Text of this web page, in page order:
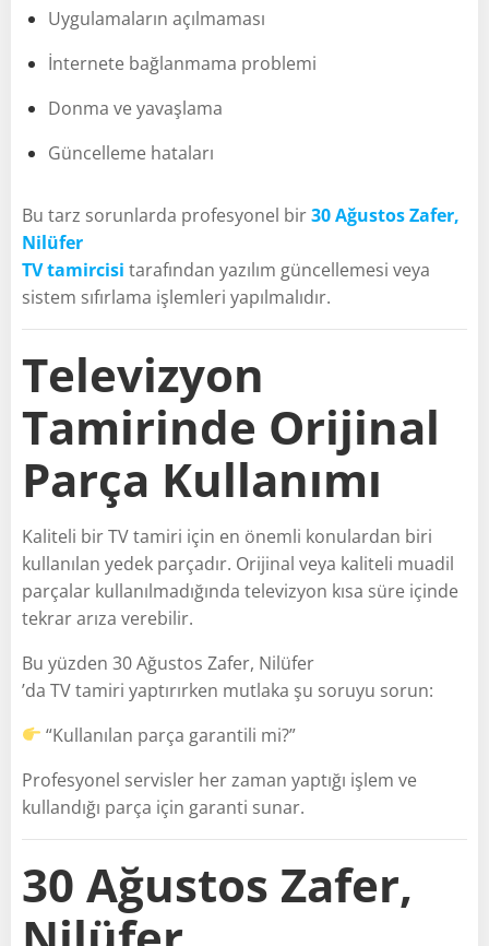
Uygulamaların açılmaması
İnternete bağlanmama problemi
Donma ve yavaşlama
Güncelleme hataları
Bu tarz sorunlarda profesyonel bir30 Ağustos Zafer,
Nilüfer
TV tamircisi tarafından yazılım güncellemesi veya
sistem sıfırlama işlemleri yapılmalıdır.
Televizyon
Tamirinde Orijinal
Parça Kullanımı
Kaliteli bir TV tamiri için en önemli konulardan biri
kullanılan yedek parçadır. Orijinal veya kaliteli muadil
parçalar kullanılmadığında televizyon kısa süre içinde
tekrar arıza verebilir.
Bu yüzden 30 Ağustos Zafer, Nilüfer
’da TV tamiri yaptırırken mutlaka şu soruyu sorun:
“Kullanılan parça garantili mi?”
Profesyonel servisler her zaman yaptığı işlem ve
kullandığı parça için garanti sunar.
30 Ağustos Zafer,